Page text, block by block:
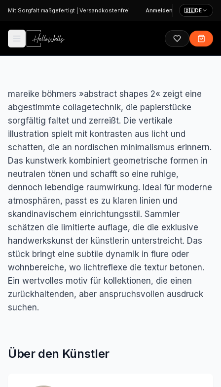
Zum Hauptinhalt springen
Mit Sorgfalt maßgefertigt Versandkostenfrei Anmelden 🇩🇪DE
mareike böhmers »abstract shapes 2« zeigt eine
abgestimmte collagetechnik, die papierstücke
sorgfältig faltet und zerreißt. Die vertikale
illustration spielt mit kontrasten aus licht und
schatten, die an nordischen minimalismus erinnern.
Das kunstwerk kombiniert geometrische formen in
neutralen tönen und schafft so eine ruhige,
dennoch lebendige raumwirkung. Ideal für moderne
atmosphären, passt es zu klaren linien und
skandinavischem einrichtungsstil. Sammler
schätzen die limitierte auflage, die die exklusive
handwerkskunst der künstlerin unterstreicht. Das
stück bringt eine subtile dynamik in flure oder
wohnbereiche, wo lichtreflexe die textur betonen.
Ein wertvolles motiv für kollektionen, die einen
zurückhaltenden, aber anspruchsvollen ausdruck
suchen.
Über den Künstler